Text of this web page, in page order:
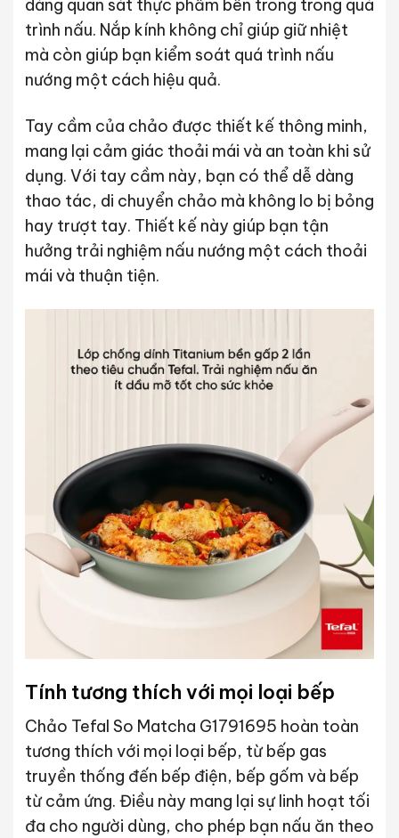
dàng quan sát thực phẩm bên trong trong quá
trình nấu. Nắp kính không chỉ giúp giữ nhiệt
mà còn giúp bạn kiểm soát quá trình nấu
nướng một cách hiệu quả.
Tay cầm của chảo được thiết kế thông minh,
mang lại cảm giác thoải mái và an toàn khi sử
dụng. Với tay cầm này, bạn có thể dễ dàng
thao tác, di chuyển chảo mà không lo bị bỏng
hay trượt tay. Thiết kế này giúp bạn tận
hưởng trải nghiệm nấu nướng một cách thoải
mái và thuận tiện.
Tính tương thích với mọi loại bếp
Chảo Tefal So Matcha G1791695 hoàn toàn
tương thích với mọi loại bếp, từ bếp gas
truyền thống đến bếp điện, bếp gốm và bếp
từ cảm ứng. Điều này mang lại sự linh hoạt tối
đa cho người dùng, cho phép bạn nấu ăn theo